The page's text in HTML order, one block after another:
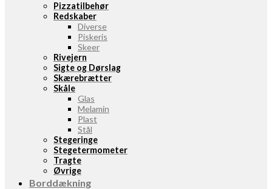
Pizzatilbehør
Redskaber
Diverse
Piskeris
Skeer
Rivejern
Sigte og Dørslag
Skærebrætter
Skåle
Glas
Melamin
Plast
Stål
Stegeringe
Stegetermometer
Tragte
Øvrige
Borddækning